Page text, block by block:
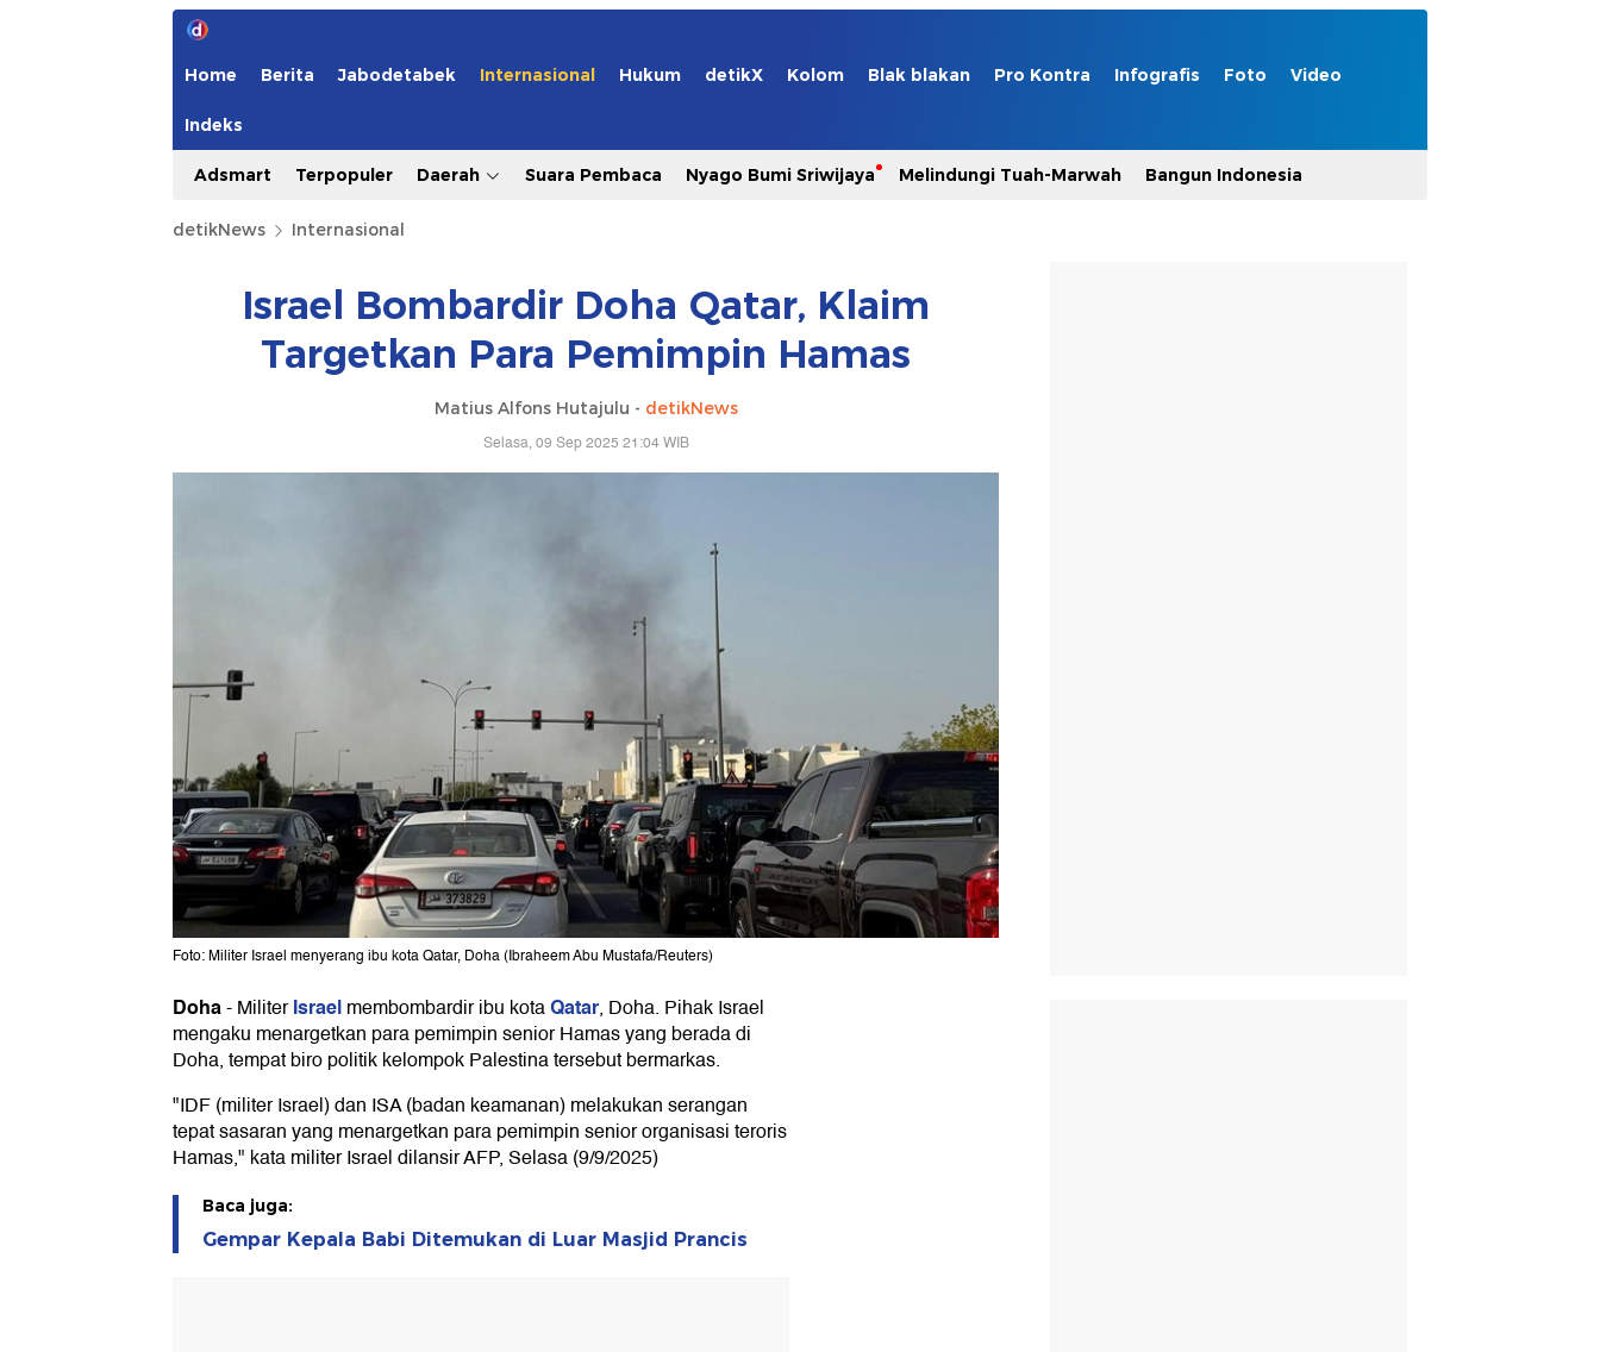
Home Berita Jabodetabek Internasional Hukum detikX Kolom Blak blakan Pro Kontra Infografis Foto Video
Indeks
Adsmart Terpopuler Daerah Suara Pembaca Nyago Bumi Sriwijaya Melindungi Tuah-Marwah Bangun Indonesia
detikNews Internasional
Israel Bombardir Doha Qatar, Klaim
Targetkan Para Pemimpin Hamas
Matius Alfons Hutajulu - detikNews
Selasa, 09 Sep 2025 21:04 WIB
Foto: Militer Israel menyerang ibu kota Qatar, Doha (Ibraheem Abu Mustafa/Reuters)
Doha-MiliterIsraelmembombardir ibu kotaQatar, Doha. Pihak Israel
mengaku menargetkan para pemimpin senior Hamas yang berada di
Doha, tempat biro politik kelompok Palestina tersebut bermarkas.
"IDF (militer Israel) dan ISA (badan keamanan) melakukan serangan
tepat sasaran yang menargetkan para pemimpin senior organisasi teroris
Hamas," kata militer Israel dilansir AFP, Selasa (9/9/2025)
Baca juga:
Gempar Kepala Babi Ditemukan di Luar Masjid Prancis